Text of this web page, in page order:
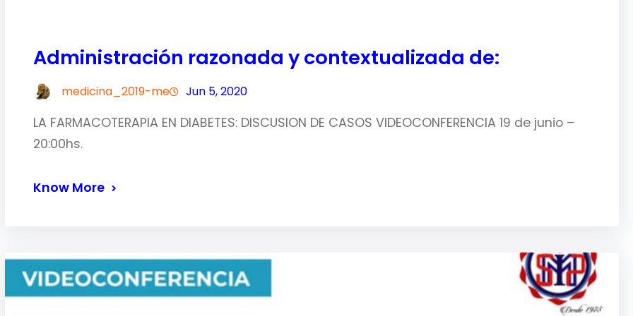
Administración razonada y contextualizada de:
medicina_2019-me Jun 5, 2020
LA FARMACOTERAPIA EN DIABETES: DISCUSION DE CASOS VIDEOCONFERENCIA 19 de junio –
20:00hs.
Know More